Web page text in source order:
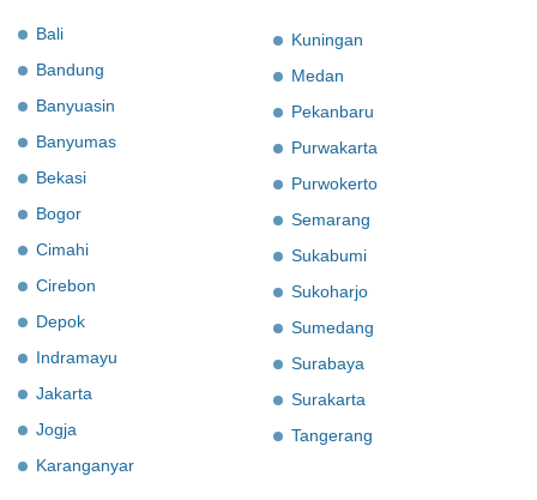
Bali
Bandung
Banyuasin
Banyumas
Bekasi
Bogor
Cimahi
Cirebon
Depok
Indramayu
Jakarta
Jogja
Karanganyar
Kuningan
Medan
Pekanbaru
Purwakarta
Purwokerto
Semarang
Sukabumi
Sukoharjo
Sumedang
Surabaya
Surakarta
Tangerang